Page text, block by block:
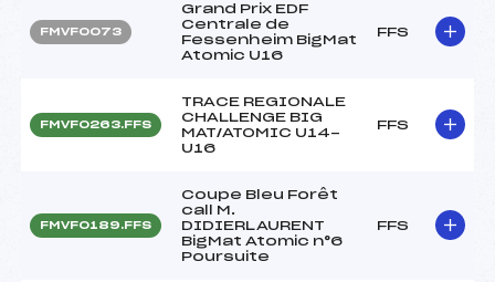
FMVF0073
Grand Prix EDF
Centrale de
Fessenheim BigMat
Atomic U16
FFS
FMVF0263.FFS
TRACE REGIONALE
CHALLENGE BIG
MAT/ATOMIC U14-
U16
FFS
FMVF0189.FFS
Coupe Bleu Forêt
call M.
DIDIERLAURENT
BigMat Atomic n°6
Poursuite
FFS